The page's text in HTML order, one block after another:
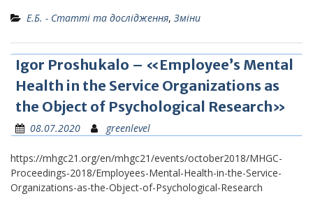
Е.Б. - Статті та дослідження, Зміни
Igor Proshukalo – «Employee’s Mental
Health in the Service Organizations as
the Object of Psychological Research»
08.07.2020 greenlevel
https://mhgc21.org/en/mhgc21/events/october2018/MHGC-
Proceedings-2018/Employees-Mental-Health-in-the-Service-
Organizations-as-the-Object-of-Psychological-Research